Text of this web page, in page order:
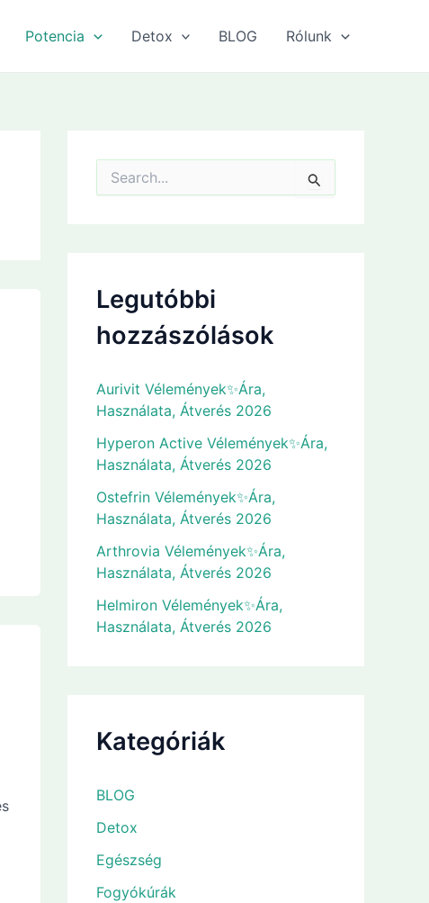
Potencia Detox BLOG Rólunk
o
r
:
Legutóbbi
hozzászólások
Aurivit Vélemények✨Ára,
Használata, Átverés 2026
Hyperon Active Vélemények✨Ára,
Használata, Átverés 2026
Ostefrin Vélemények✨Ára,
Használata, Átverés 2026
Arthrovia Vélemények✨Ára,
Használata, Átverés 2026
Helmiron Vélemények✨Ára,
Használata, Átverés 2026
Kategóriák
BLOG
Detox
Egészség
Fogyókúrák